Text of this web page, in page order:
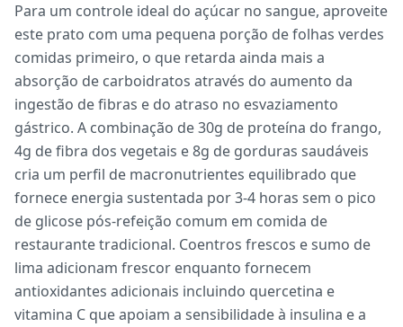
Para um controle ideal do açúcar no sangue, aproveite
este prato com uma pequena porção de folhas verdes
comidas primeiro, o que retarda ainda mais a
absorção de carboidratos através do aumento da
ingestão de fibras e do atraso no esvaziamento
gástrico. A combinação de 30g de proteína do frango,
4g de fibra dos vegetais e 8g de gorduras saudáveis
cria um perfil de macronutrientes equilibrado que
fornece energia sustentada por 3-4 horas sem o pico
de glicose pós-refeição comum em comida de
restaurante tradicional. Coentros frescos e sumo de
lima adicionam frescor enquanto fornecem
antioxidantes adicionais incluindo quercetina e
vitamina C que apoiam a sensibilidade à insulina e a